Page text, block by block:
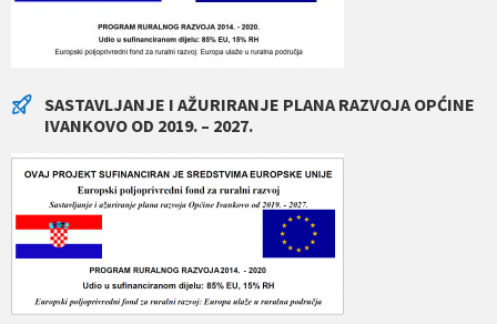
SASTAVLJANJE I AŽURIRANJE PLANA RAZVOJA OPĆINE
IVANKOVO OD 2019. – 2027.